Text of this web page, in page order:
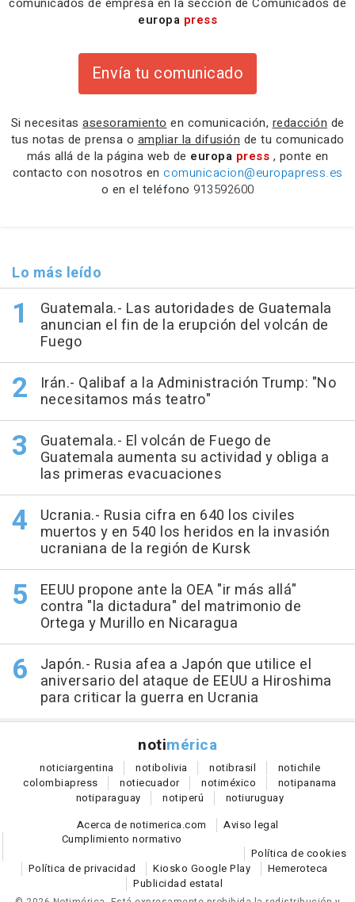
europa press
Envía tu comunicado
Si necesitas asesoramiento en comunicación, redacción de
tus notas de prensa o ampliar la difusión de tu comunicado
más allá de la página web de europa press , ponte en
contacto con nosotros en comunicacion@europapress.es
o en el teléfono 913592600
Lo más leído
Guatemala.- Las autoridades de Guatemala
anuncian el fin de la erupción del volcán de
Fuego
Irán.- Qalibaf a la Administración Trump: "No
necesitamos más teatro"
Guatemala.- El volcán de Fuego de
Guatemala aumenta su actividad y obliga a
las primeras evacuaciones
Ucrania.- Rusia cifra en 640 los civiles
muertos y en 540 los heridos en la invasión
ucraniana de la región de Kursk
EEUU propone ante la OEA "ir más allá"
contra "la dictadura" del matrimonio de
Ortega y Murillo en Nicaragua
Japón.- Rusia afea a Japón que utilice el
aniversario del ataque de EEUU a Hiroshima
para criticar la guerra en Ucrania
notimérica
noticiargentina notibolivia notibrasil notichile
colombiapress notiecuador notiméxico notipanama
notiparaguay notiperú notiuruguay
Acerca de notimerica.com
Aviso legal
Cumplimiento normativo
Política de cookies
Política de privacidad
Kiosko Google Play
Hemeroteca
Publicidad estatal